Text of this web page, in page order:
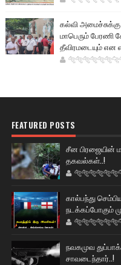
கல்வி
மாபெரும் பேரணி
தீவிரமடையும் என
FEATURED POSTS
சீன பிரஜையின்
தகவல்கள்..!
கால்பந்து
நடக்கப்போகும்
நவகமுவ
சாவடைந்தார்..!